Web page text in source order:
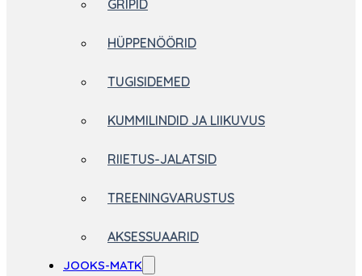
GRIPID
HÜPPENÖÖRID
TUGISIDEMED
KUMMILINDID JA LIIKUVUS
RIIETUS-JALATSID
TREENINGVARUSTUS
AKSESSUAARID
JOOKS-MATK